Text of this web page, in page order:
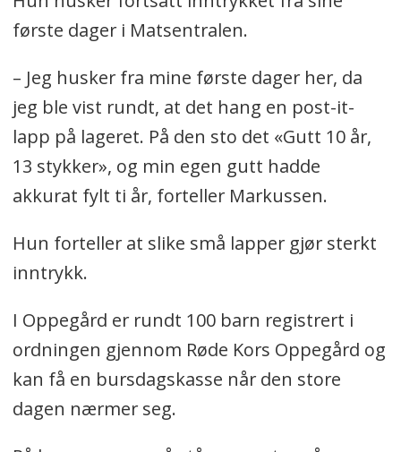
første dager i Matsentralen.
– Jeg husker fra mine første dager her, da
jeg ble vist rundt, at det hang en post-it-
lapp på lageret. På den sto det «Gutt 10 år,
13 stykker», og min egen gutt hadde
akkurat fylt ti år, forteller Markussen.
Hun forteller at slike små lapper gjør sterkt
inntrykk.
I Oppegård er rundt 100 barn registrert i
ordningen gjennom Røde Kors Oppegård og
kan få en bursdagskasse når den store
dagen nærmer seg.